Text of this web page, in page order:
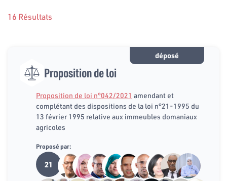
16 Résultats
déposé
Proposition de loi
Proposition de loi n°042/2021 amendant et
complétant des dispositions de la loi n°21-1995 du
13 février 1995 relative aux immeubles domaniaux
agricoles
Proposé par:
21